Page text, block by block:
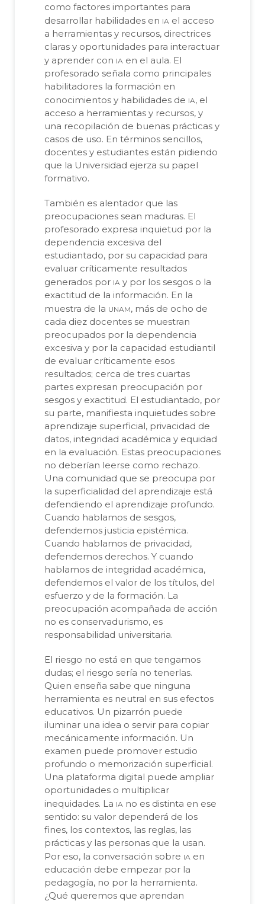
como factores importantes para
desarrollar habilidades en ia el acceso
a herramientas y recursos, directrices
claras y oportunidades para interactuar
y aprender con ia en el aula. El
profesorado señala como principales
habilitadores la formación en
conocimientos y habilidades de ia, el
acceso a herramientas y recursos, y
una recopilación de buenas prácticas y
casos de uso. En términos sencillos,
docentes y estudiantes están pidiendo
que la Universidad ejerza su papel
formativo.
También es alentador que las
preocupaciones sean maduras. El
profesorado expresa inquietud por la
dependencia excesiva del
estudiantado, por su capacidad para
evaluar críticamente resultados
generados por ia y por los sesgos o la
exactitud de la información. En la
muestra de la unam, más de ocho de
cada diez docentes se muestran
preocupados por la dependencia
excesiva y por la capacidad estudiantil
de evaluar críticamente esos
resultados; cerca de tres cuartas
partes expresan preocupación por
sesgos y exactitud. El estudiantado, por
su parte, manifiesta inquietudes sobre
aprendizaje superficial, privacidad de
datos, integridad académica y equidad
en la evaluación. Estas preocupaciones
no deberían leerse como rechazo.
Una comunidad que se preocupa por
la superficialidad del aprendizaje está
defendiendo el aprendizaje profundo.
Cuando hablamos de sesgos,
defendemos justicia epistémica.
Cuando hablamos de privacidad,
defendemos derechos. Y cuando
hablamos de integridad académica,
defendemos el valor de los títulos, del
esfuerzo y de la formación. La
preocupación acompañada de acción
no es conservadurismo, es
responsabilidad universitaria.
El riesgo no está en que tengamos
dudas; el riesgo sería no tenerlas.
Quien enseña sabe que ninguna
herramienta es neutral en sus efectos
educativos. Un pizarrón puede
iluminar una idea o servir para copiar
mecánicamente información. Un
examen puede promover estudio
profundo o memorización superficial.
Una plataforma digital puede ampliar
oportunidades o multiplicar
inequidades. La ia no es distinta en ese
sentido: su valor dependerá de los
fines, los contextos, las reglas, las
prácticas y las personas que la usan.
Por eso, la conversación sobre ia en
educación debe empezar por la
pedagogía, no por la herramienta.
¿Qué queremos que aprendan